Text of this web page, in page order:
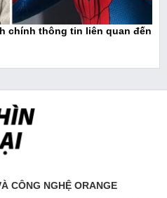
chính thông tin liên quan đến
CÔNG NGHỆ ORANGE